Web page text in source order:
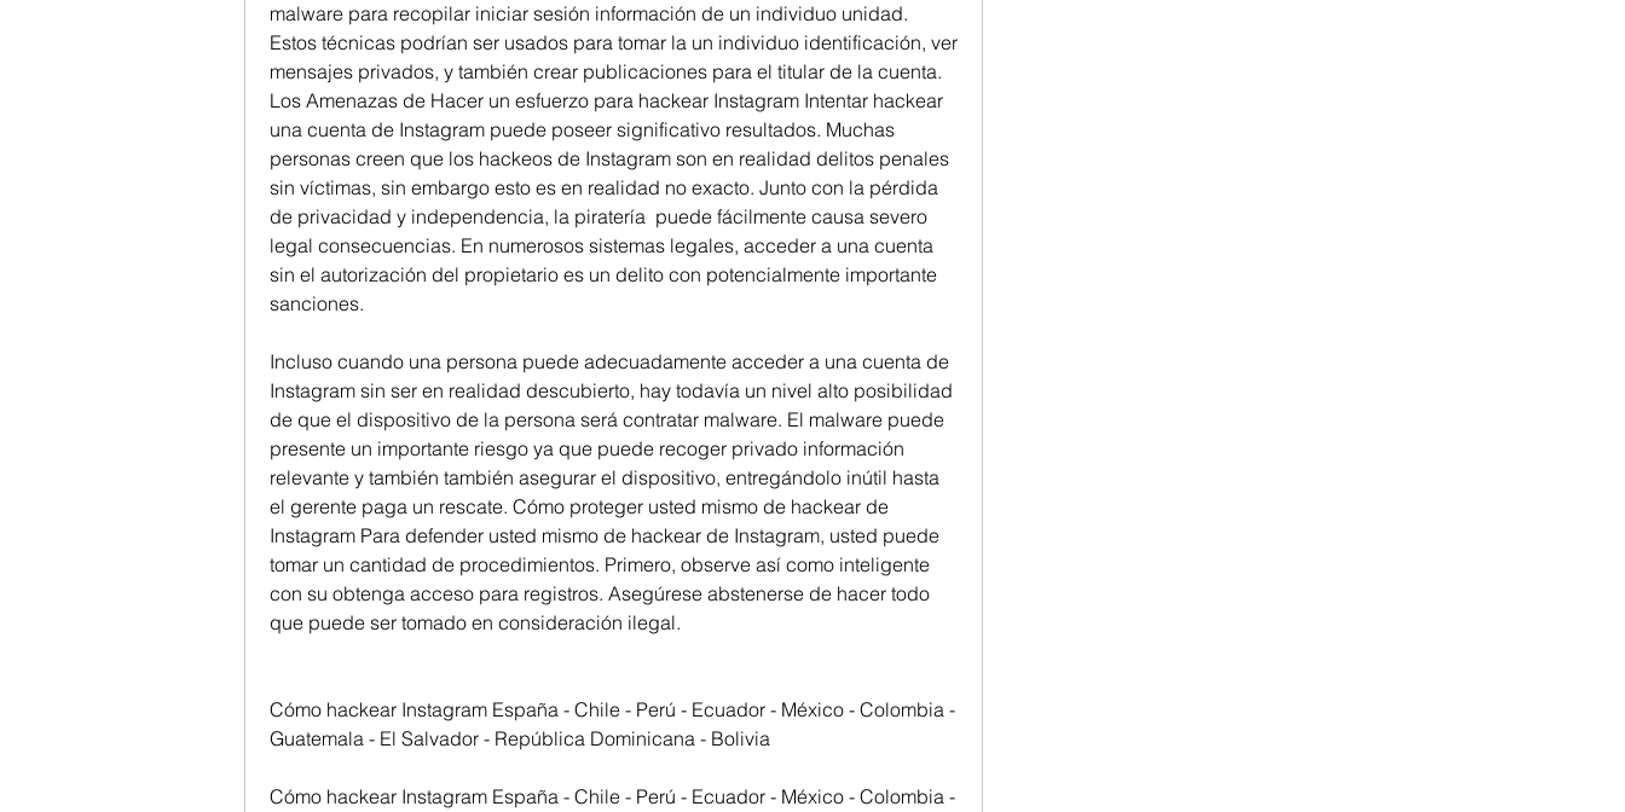
malware para recopilar iniciar sesión información de un individuo unidad.
Estos técnicas podrían ser usados para tomar la un individuo identificación, ver
mensajes privados, y también crear publicaciones para el titular de la cuenta.
Los Amenazas de Hacer un esfuerzo para hackear Instagram Intentar hackear
una cuenta de Instagram puede poseer significativo resultados. Muchas
personas creen que los hackeos de Instagram son en realidad delitos penales
sin víctimas, sin embargo esto es en realidad no exacto. Junto con la pérdida
de privacidad y independencia, la piratería  puede fácilmente causa severo
legal consecuencias. En numerosos sistemas legales, acceder a una cuenta
sin el autorización del propietario es un delito con potencialmente importante
sanciones.
Incluso cuando una persona puede adecuadamente acceder a una cuenta de
Instagram sin ser en realidad descubierto, hay todavía un nivel alto posibilidad
de que el dispositivo de la persona será contratar malware. El malware puede
presente un importante riesgo ya que puede recoger privado información
relevante y también también asegurar el dispositivo, entregándolo inútil hasta
el gerente paga un rescate. Cómo proteger usted mismo de hackear de
Instagram Para defender usted mismo de hackear de Instagram, usted puede
tomar un cantidad de procedimientos. Primero, observe así como inteligente
con su obtenga acceso para registros. Asegúrese abstenerse de hacer todo
que puede ser tomado en consideración ilegal.
Cómo hackear Instagram España - Chile - Perú - Ecuador - México - Colombia -
Guatemala - El Salvador - República Dominicana - Bolivia
Cómo hackear Instagram España - Chile - Perú - Ecuador - México - Colombia -